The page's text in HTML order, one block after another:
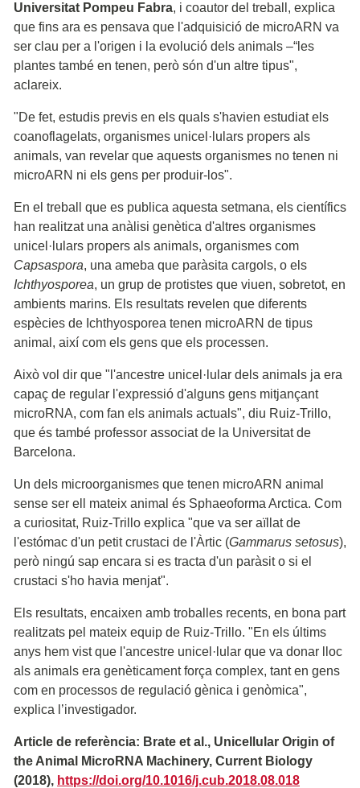
Universitat Pompeu Fabra, i coautor del treball, explica
que fins ara es pensava que l'adquisició de microARN va
ser clau per a l'origen i la evolució dels animals –“les
plantes també en tenen, però són d'un altre tipus",
aclareix.
"De fet, estudis previs en els quals s'havien estudiat els
coanoflagelats, organismes unicel·lulars propers als
animals, van revelar que aquests organismes no tenen ni
microARN ni els gens per produir-los".
En el treball que es publica aquesta setmana, els científics
han realitzat una anàlisi genètica d'altres organismes
unicel·lulars propers als animals, organismes com
Capsaspora, una ameba que paràsita cargols, o els
Ichthyosporea, un grup de protistes que viuen, sobretot, en
ambients marins. Els resultats revelen que diferents
espècies de Ichthyosporea tenen microARN de tipus
animal, així com els gens que els processen.
Això vol dir que "l'ancestre unicel·lular dels animals ja era
capaç de regular l'expressió d'alguns gens mitjançant
microRNA, com fan els animals actuals", diu Ruiz-Trillo,
que és també professor associat de la Universitat de
Barcelona.
Un dels microorganismes que tenen microARN animal
sense ser ell mateix animal és Sphaeoforma Arctica. Com
a curiositat, Ruiz-Trillo explica "que va ser aïllat de
l'estómac d'un petit crustaci de l'Àrtic (Gammarus setosus),
però ningú sap encara si es tracta d'un paràsit o si el
crustaci s'ho havia menjat".
Els resultats, encaixen amb troballes recents, en bona part
realitzats pel mateix equip de Ruiz-Trillo. "En els últims
anys hem vist que l'ancestre unicel·lular que va donar lloc
als animals era genèticament força complex, tant en gens
com en processos de regulació gènica i genòmica",
explica l’investigador.
Article de referència: Brate et al., Unicellular Origin of
the Animal MicroRNA Machinery, Current Biology
(2018), https://doi.org/10.1016/j.cub.2018.08.018